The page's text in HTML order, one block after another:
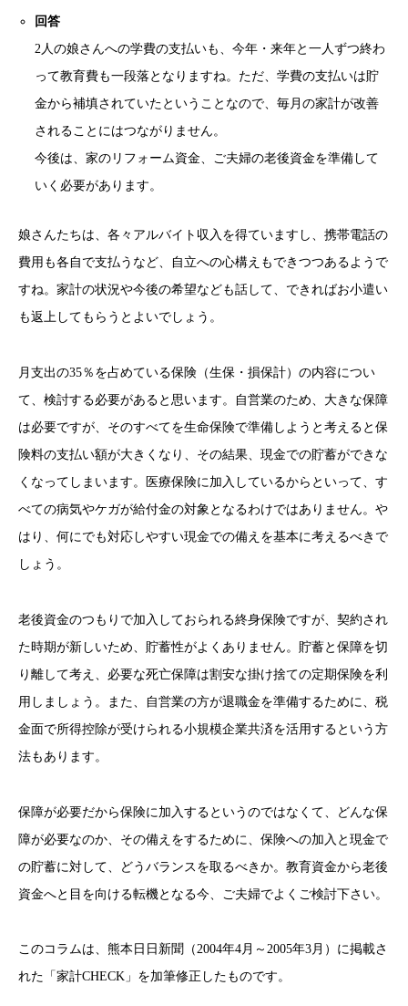
回答
2人の娘さんへの学費の支払いも、今年・来年と一人ずつ終わ
って教育費も一段落となりますね。ただ、学費の支払いは貯
金から補填されていたということなので、毎月の家計が改善
されることにはつながりません。
今後は、家のリフォーム資金、ご夫婦の老後資金を準備して
いく必要があります。
娘さんたちは、各々アルバイト収入を得ていますし、携帯電話の
費用も各自で支払うなど、自立への心構えもできつつあるようで
すね。家計の状況や今後の希望なども話して、できればお小遣い
も返上してもらうとよいでしょう。
月支出の35％を占めている保険（生保・損保計）の内容につい
て、検討する必要があると思います。自営業のため、大きな保障
は必要ですが、そのすべてを生命保険で準備しようと考えると保
険料の支払い額が大きくなり、その結果、現金での貯蓄ができな
くなってしまいます。医療保険に加入しているからといって、す
べての病気やケガが給付金の対象となるわけではありません。や
はり、何にでも対応しやすい現金での備えを基本に考えるべきで
しょう。
老後資金のつもりで加入しておられる終身保険ですが、契約され
た時期が新しいため、貯蓄性がよくありません。貯蓄と保障を切
り離して考え、必要な死亡保障は割安な掛け捨ての定期保険を利
用しましょう。また、自営業の方が退職金を準備するために、税
金面で所得控除が受けられる小規模企業共済を活用するという方
法もあります。
保障が必要だから保険に加入するというのではなくて、どんな保
障が必要なのか、その備えをするために、保険への加入と現金で
の貯蓄に対して、どうバランスを取るべきか。教育資金から老後
資金へと目を向ける転機となる今、ご夫婦でよくご検討下さい。
このコラムは、熊本日日新聞（2004年4月～2005年3月）に掲載さ
れた「家計CHECK」を加筆修正したものです。